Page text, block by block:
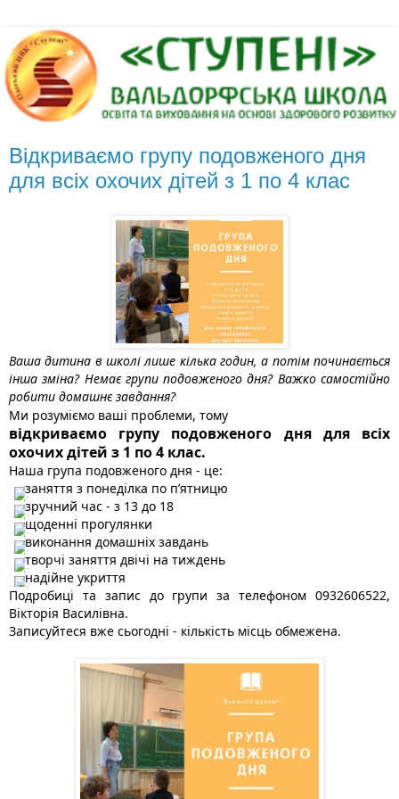
Відкриваємо групу подовженого дня
для всіх охочих дітей з 1 по 4 клас
Ваша дитина в школі лише кілька годин, а потім починається
інша зміна? Немає групи подовженого дня? Важко самостійно
робити домашнє завдання?
Ми розуміємо ваші проблеми, тому
відкриваємо групу подовженого дня для всіх
охочих дітей з 1 по 4 клас.
Наша група подовженого дня - це:
заняття з понеділка по п’ятницю
зручний час - з 13 до 18
щоденні прогулянки
виконання домашніх завдань
творчі заняття двічі на тиждень
надійне укриття
Подробиці та запис до групи за телефоном 0932606522,
Вікторія Василівна.
Записуйтеся вже сьогодні - кількість місць обмежена.